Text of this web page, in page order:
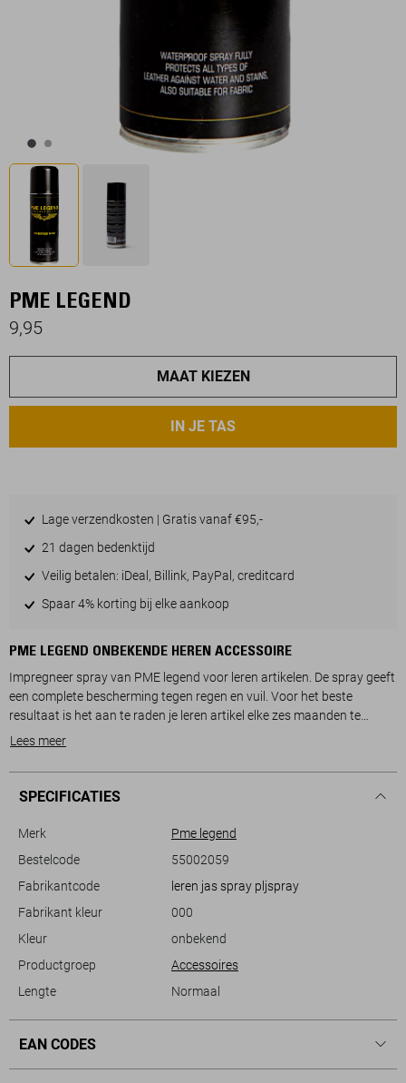
PME LEGEND
9,95
MAAT KIEZEN
IN JE TAS
Lage verzendkosten | Gratis vanaf €95,-
21 dagen bedenktijd
Veilig betalen: iDeal, Billink, PayPal, creditcard
Spaar 4% korting bij elke aankoop
PME LEGEND ONBEKENDE HEREN ACCESSOIRE
Impregneer spray van PME legend voor leren artikelen. De spray geeft
een complete bescherming tegen regen en vuil. Voor het beste
resultaat is het aan te raden je leren artikel elke zes maanden te
behandelen, of bij intensief gebruik elke maand.
Lees meer
SPECIFICATIES
Merk
Pme legend
Bestelcode
55002059
Fabrikantcode
leren jas spray pljspray
Fabrikant kleur
000
Kleur
onbekend
Productgroep
Accessoires
Lengte
Normaal
EAN CODES